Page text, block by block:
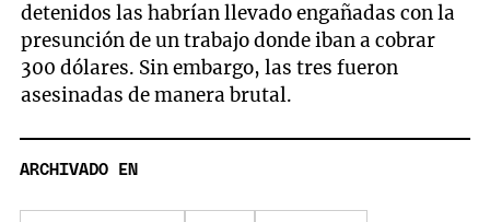
detenidos las habrían llevado engañadas con la
presunción de un trabajo donde iban a cobrar
300 dólares. Sin embargo, las tres fueron
asesinadas de manera brutal.
ARCHIVADO EN